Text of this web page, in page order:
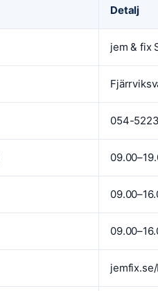
Detalj
jem & fix
054-